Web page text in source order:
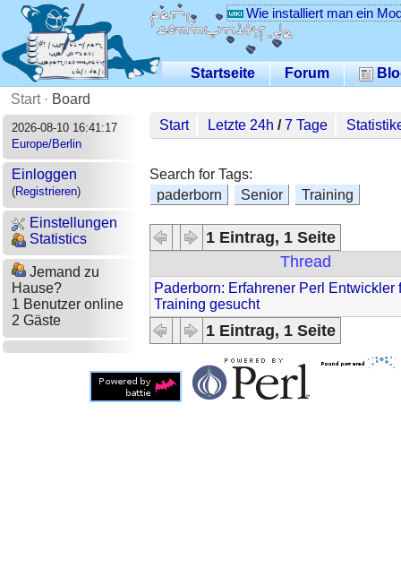
Wie installiert man ein
Startseite Forum
Start· Board
2026-08-10 16:41:17
Europe/Berlin
Einloggen
(Registrieren)
Einstellungen
Statistics
Jemand zu
Hause?
1 Benutzer online
2 Gäste
Start Letzte 24h /7 Tage
Search for Tags:
paderborn
Senior Training
1 Eintrag, 1 Seite
Thread
Paderborn: Erfahrener Perl Entwickler
Training gesucht
1 Eintrag, 1 Seite